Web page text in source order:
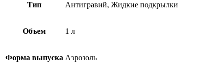
Тип Антигравий, Жидкие подкрылки
Объем 1 л
Форма выпуска Аэрозоль